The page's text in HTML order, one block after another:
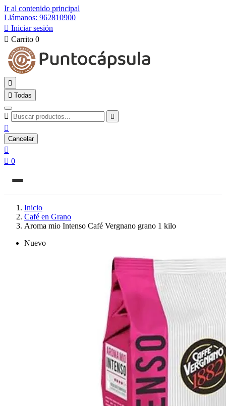
Ir al contenido principal
Llámanos: 962810900
 Iniciar sesión
 Carrito 0

 Todas
 

Cancelar

 0
Inicio
Café en Grano
Aroma mio Intenso Café Vergnano grano 1 kilo
Nuevo